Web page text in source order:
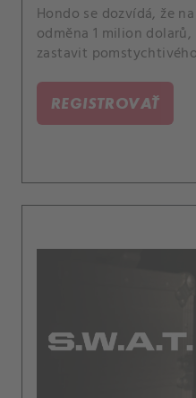
Hondo se dozvídá, že
odměna 1 milion dolarů, zatímco
zastavit
SWAT.
REGISTROVAŤ